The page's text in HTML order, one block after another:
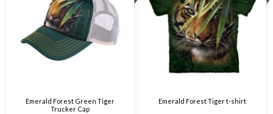
Emerald Forest Green Tiger
Trucker Cap
Emerald Forest Tiger t-shirt